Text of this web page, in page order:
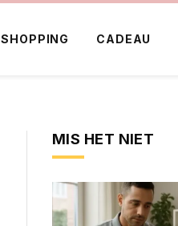
SHOPPING CADEAU
MIS HET NIET